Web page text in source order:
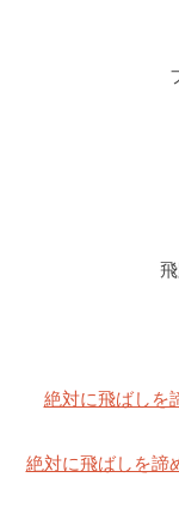
絶対に飛ばしを
絶対に飛ばしを諦